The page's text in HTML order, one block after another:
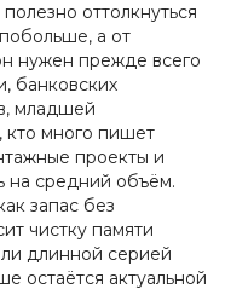
оттолкнуться
а от
нужен прежде всего
банковских
младшей
кто много пишет
проекты и
на средний объём.
запас без
чистку памяти
длинной серией
остаётся актуальной